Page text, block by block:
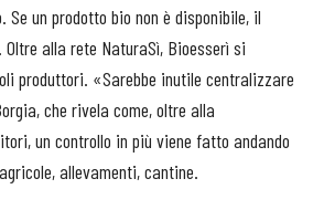
un prodotto bio non è disponibile, il
alla rete NaturaSì, Bioesserì si
produttori. «Sarebbe inutile centralizzare
che rivela come, oltre alla
un controllo in più viene fatto andando
allevamenti, cantine.